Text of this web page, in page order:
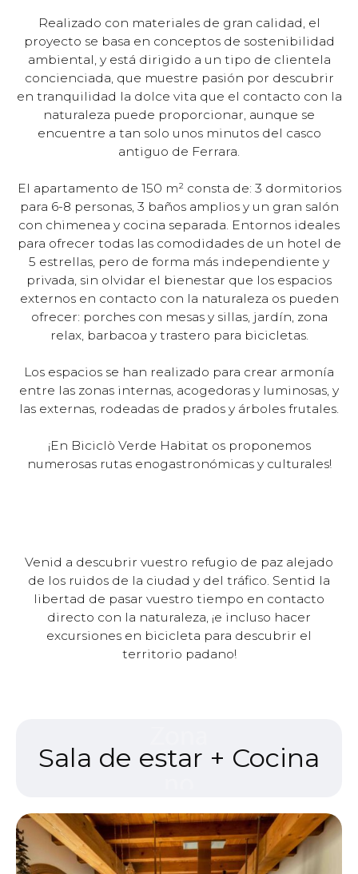
Realizado con materiales de gran calidad, el
proyecto se basa en conceptos de sostenibilidad
ambiental, y está dirigido a un tipo de clientela
concienciada, que muestre pasión por descubrir
en tranquilidad la dolce vita que el contacto con la
naturaleza puede proporcionar, aunque se
encuentre a tan solo unos minutos del casco
antiguo de Ferrara.
El apartamento de 150 m² consta de: 3 dormitorios
para 6-8 personas, 3 baños amplios y un gran salón
con chimenea y cocina separada. Entornos ideales
para ofrecer todas las comodidades de un hotel de
5 estrellas, pero de forma más independiente y
privada, sin olvidar el bienestar que los espacios
externos en contacto con la naturaleza os pueden
ofrecer: porches con mesas y sillas, jardín, zona
relax, barbacoa y trastero para bicicletas.
Los espacios se han realizado para crear armonía
entre las zonas internas, acogedoras y luminosas, y
las externas, rodeadas de prados y árboles frutales.
¡En Biciclò Verde Habitat os proponemos
numerosas rutas enogastronómicas y culturales!
Venid a descubrir vuestro refugio de paz alejado
de los ruidos de la ciudad y del tráfico. Sentid la
libertad de pasar vuestro tiempo en contacto
directo con la naturaleza, ¡e incluso hacer
excursiones en bicicleta para descubrir el
territorio padano!
Sala de estar + Cocina